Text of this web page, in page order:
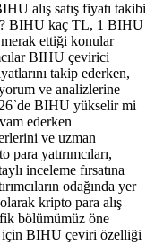
alış satış fiyatı takibi
BIHU kaç TL, 1 BIHU
merak ettiği konular
BIHU çevirici
takip ederken,
ve analizlerine
BIHU yükselir mi
ederken
ve uzman
yatırımcıları,
inceleme fırsatına
odağında yer
kripto para alış
bölümümüz öne
için BIHU çeviri özelliği